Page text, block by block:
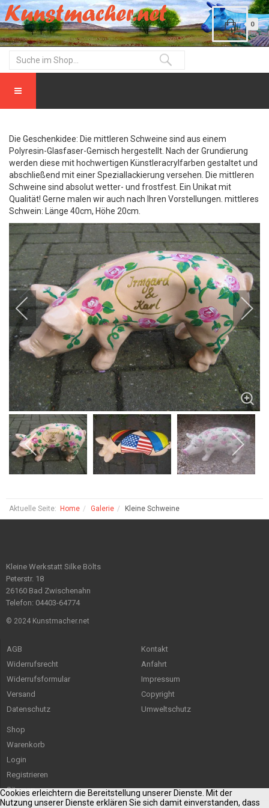
0
Die Geschenkidee: Die mittleren Schweine sind aus einem
Polyresin-Glasfaser-Gemisch hergestellt. Nach der Grundierung
werden diese mit hochwertigen Künstleracrylfarben gestaltet und
abschließend mit einer Speziallackierung versehen. Die mittleren
Schweine sind absolut wetter- und frostfest. Ein Unikat mit
Qualität! Gerne malen wir auch nach Ihren Vorstellungen. mittleres
Schwein: Länge 40cm, Höhe 20cm.
Aktuelle Seite: Home Galerie Kleine Schweine
Kleine Werkstatt Silke Bölts
Peterstr. 18
26160 Bad Zwischenahn
Telefon: 04403-64774
© 2024 Kunstmacher.net
AGB
Widerrufsrecht
Widerrufsformular
Versand
Datenschutz
Kontakt
Anfahrt
Impressum
Copyright
Umweltschutz
Shop
Warenkorb
Login
Registrieren
Sitemap
Cookies erleichtern die Bereitstellung unserer Dienste. Mit der
Nutzung unserer Dienste erklären Sie sich damit einverstanden, dass